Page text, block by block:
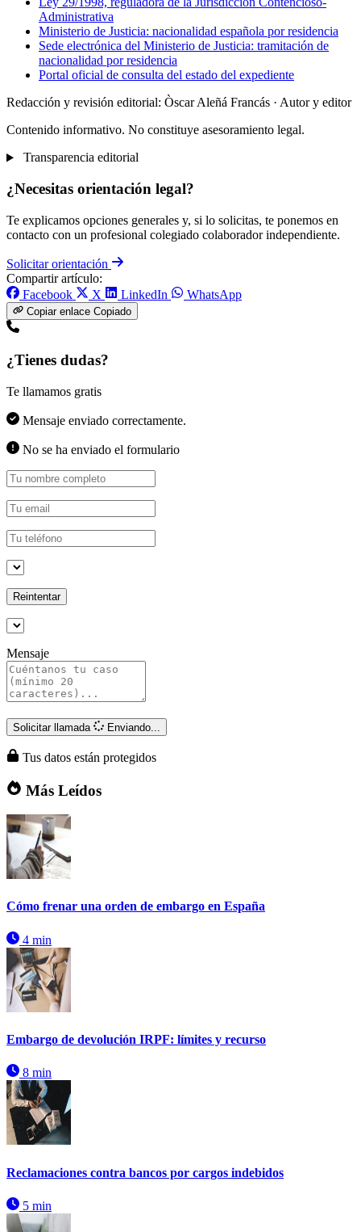
Administrativa
Ministerio de Justicia: nacionalidad española por residencia
Sede electrónica del Ministerio de Justicia: tramitación de
nacionalidad por residencia
Portal oficial de consulta del estado del expediente
Redacción y revisión editorial: Òscar Aleñá Francás · Autor y editor
Contenido informativo. No constituye asesoramiento legal.
Transparencia editorial
¿Necesitas orientación legal?
Te explicamos opciones generales y, si lo solicitas, te ponemos en
contacto con un profesional colegiado colaborador independiente.
Solicitar orientación
Compartir artículo:
Facebook
X LinkedIn WhatsApp
Copiar enlace Copiado
¿Tienes dudas?
Te llamamos gratis
Mensaje enviado correctamente.
No se ha enviado el formulario
Reintentar
Mensaje
Solicitar llamada Enviando...
Tus datos están protegidos
Más Leídos
Cómo frenar una orden de embargo en España
4 min
Embargo de devolución IRPF: límites y recurso
8 min
Reclamaciones contra bancos por cargos indebidos
5 min